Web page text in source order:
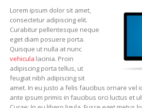
Lorem ipsum dolor sit amet,
consectetur adipiscing elit.
Curabitur pellentesque neque
eget diam posuere porta.
Quisque ut nulla at nunc
vehicula lacinia. Proin
adipiscing porta tellus, ut
feugiat nibh adipiscing sit
amet. In eu justo a felis faucibus ornare vel
ante ipsum primis in faucibus orci luctus et